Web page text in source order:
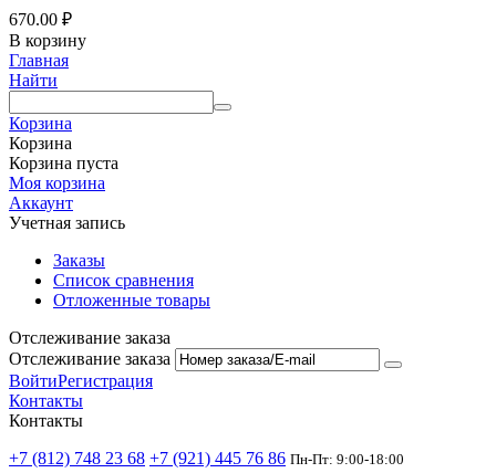
670.00 ₽
В корзину
Главная
Найти
Корзина
Корзина
Корзина пуста
Моя корзина
Аккаунт
Учетная запись
Заказы
Список сравнения
Отложенные товары
Отслеживание заказа
Отслеживание заказа
ВойтиРегистрация
Контакты
Контакты
+7 (812) 748 23 68 +7 (921) 445 76 86 Пн-Пт: 9:00-18:00